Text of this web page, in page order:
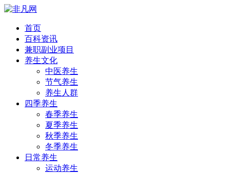
首页
百科资讯
兼职副业项目
养生文化
中医养生
节气养生
养生人群
四季养生
春季养生
夏季养生
秋季养生
冬季养生
日常养生
运动养生